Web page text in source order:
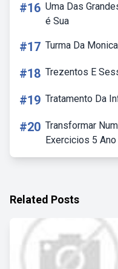
#16 Uma Das
é Sua
#17 Turma Da
#18 Trezentos E
#19 Tratamento Da
#20 Transformar
Exercicios 5 Ano
Related Posts